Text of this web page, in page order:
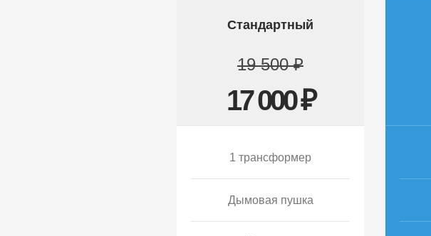
Стандартный
19 500 ₽
17 000 ₽
1 трансформер
Дымовая пушка